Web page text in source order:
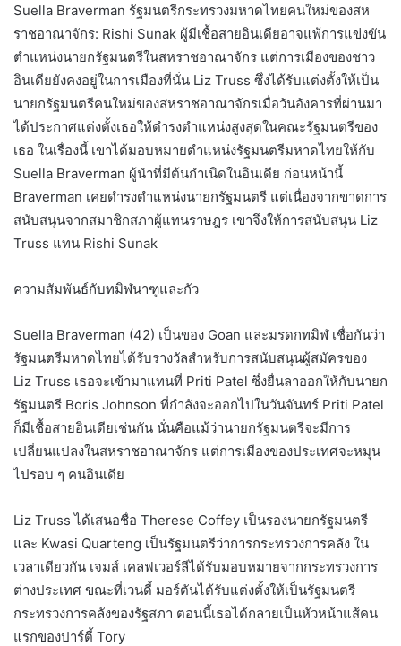
Suella Braverman รัฐมนตรีกระทรวงมหาดไทยคนใหม่ของสห
ราชอาณาจักร: Rishi Sunak ผู้มีเชื้อสายอินเดียอาจแพ้การแข่งขัน
ตำแหน่งนายกรัฐมนตรีในสหราชอาณาจักร แต่การเมืองของชาว
อินเดียยังคงอยู่ในการเมืองที่นั่น Liz Truss ซึ่งได้รับแต่งตั้งให้เป็น
นายกรัฐมนตรีคนใหม่ของสหราชอาณาจักรเมื่อวันอังคารที่ผ่านมา
ได้ประกาศแต่งตั้งเธอให้ดำรงตำแหน่งสูงสุดในคณะรัฐมนตรีของ
เธอ ในเรื่องนี้ เขาได้มอบหมายตำแหน่งรัฐมนตรีมหาดไทยให้กับ
Suella Braverman ผู้นำที่มีต้นกำเนิดในอินเดีย ก่อนหน้านี้
Braverman เคยดำรงตำแหน่งนายกรัฐมนตรี แต่เนื่องจากขาดการ
สนับสนุนจากสมาชิกสภาผู้แทนราษฎร เขาจึงให้การสนับสนุน Liz
Truss แทน Rishi Sunak
ความสัมพันธ์กับทมิฬนาฑูและกัว
Suella Braverman (42) เป็นของ Goan และมรดกทมิฬ เชื่อกันว่า
รัฐมนตรีมหาดไทยได้รับรางวัลสำหรับการสนับสนุนผู้สมัครของ
Liz Truss เธอจะเข้ามาแทนที่ Priti Patel ซึ่งยื่นลาออกให้กับนายก
รัฐมนตรี Boris Johnson ที่กำลังจะออกไปในวันจันทร์ Priti Patel
ก็มีเชื้อสายอินเดียเช่นกัน นั่นคือแม้ว่านายกรัฐมนตรีจะมีการ
เปลี่ยนแปลงในสหราชอาณาจักร แต่การเมืองของประเทศจะหมุน
ไปรอบ ๆ คนอินเดีย
Liz Truss ได้เสนอชื่อ Therese Coffey เป็นรองนายกรัฐมนตรี
และ Kwasi Quarteng เป็นรัฐมนตรีว่าการกระทรวงการคลัง ใน
เวลาเดียวกัน เจมส์ เคลฟเวอร์ลีได้รับมอบหมายจากกระทรวงการ
ต่างประเทศ ขณะที่เวนดี้ มอร์ตันได้รับแต่งตั้งให้เป็นรัฐมนตรี
กระทรวงการคลังของรัฐสภา ตอนนี้เธอได้กลายเป็นหัวหน้าแส้คน
แรกของปาร์ตี้ Tory